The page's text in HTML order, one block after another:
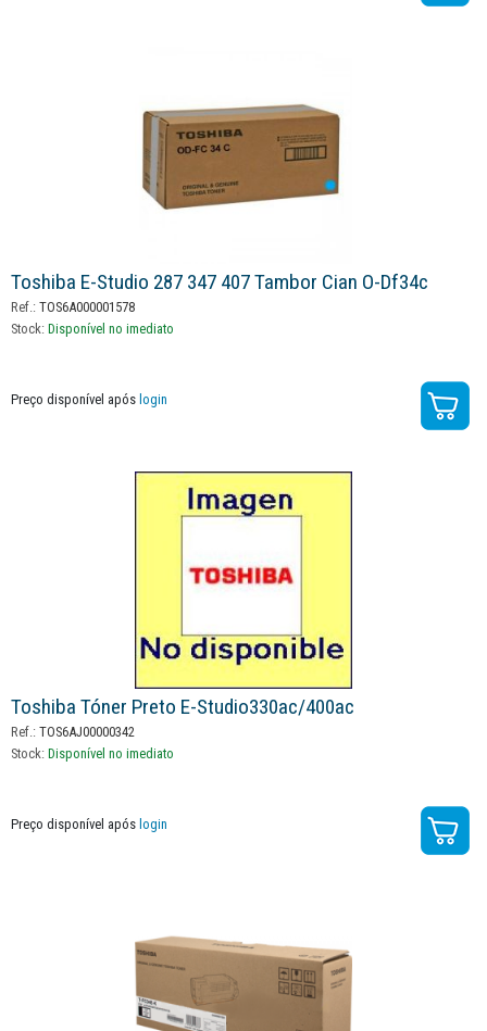
Toshiba E-Studio 287 347 407 Tambor Cian O-Df34c
Ref.: TOS6A000001578
Stock: Disponível no imediato
Preço disponível após login
Toshiba Tóner Preto E-Studio330ac/400ac
Ref.: TOS6AJ00000342
Stock: Disponível no imediato
Preço disponível após login